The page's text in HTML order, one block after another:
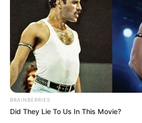
afirmando que isso limita a
Congresso. Esse discurso
atual, já que ele se apresenta
independência do Senado
Planalto e da Corte.
O cenário é de incerteza. A